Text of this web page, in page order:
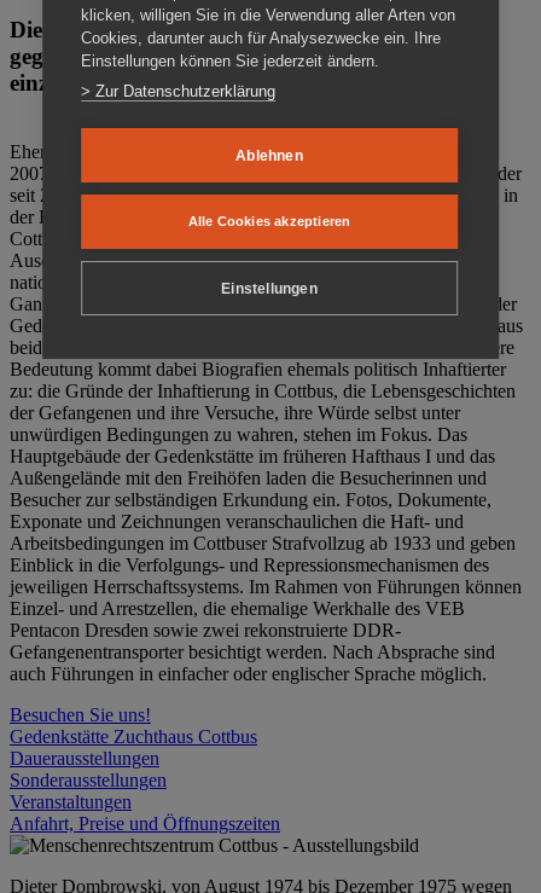
Die Gedenkstätte Zuchthaus Cottbus ist ein Ort
gegen das Vergessen. Anschaulich, nah und
einzigartig.
Ehemalige politische Häftlinge der DDR gründeten im Oktober
2007 den Verein Menschenrechtszentrum Cottbus e. V. (MRZ), der
seit 2011 Eigentümer des ehemaligen Gefängnisses (1860-2002) in
der Bautzener Straße und Träger der Gedenkstätte Zuchthaus
Cottbus ist. Im Zentrum der Arbeit der Gedenkstätte steht die
Auseinandersetzung mit politischem Unrecht während der
nationalsozialistischen Terrorherrschaft und der SED-Diktatur.
Ganzjährig zeigen mehrere Dauer- und Sonderausstellungen in der
Gedenkstätte Zuchthaus Cottbus Beispiele politischen Unrechts aus
beiden deutschen Diktaturen des 20. Jahrhunderts. Eine besondere
Bedeutung kommt dabei Biografien ehemals politisch Inhaftierter
zu: die Gründe der Inhaftierung in Cottbus, die Lebensgeschichten
der Gefangenen und ihre Versuche, ihre Würde selbst unter
unwürdigen Bedingungen zu wahren, stehen im Fokus. Das
Hauptgebäude der Gedenkstätte im früheren Hafthaus I und das
Außengelände mit den Freihöfen laden die Besucherinnen und
Besucher zur selbständigen Erkundung ein. Fotos, Dokumente,
Exponate und Zeichnungen veranschaulichen die Haft- und
Arbeitsbedingungen im Cottbuser Strafvollzug ab 1933 und geben
Einblick in die Verfolgungs- und Repressionsmechanismen des
jeweiligen Herrschaftssystems. Im Rahmen von Führungen können
Einzel- und Arrestzellen, die ehemalige Werkhalle des VEB
Pentacon Dresden sowie zwei rekonstruierte DDR-
Gefangenentransporter besichtigt werden. Nach Absprache sind
auch Führungen in einfacher oder englischer Sprache möglich.
Besuchen Sie uns!
Gedenkstätte Zuchthaus Cottbus
Dauerausstellungen
Sonderausstellungen
Veranstaltungen
Anfahrt, Preise und Öffnungszeiten
Dieter Dombrowski, von August 1974 bis Dezember 1975 wegen
klicken, willigen Sie in die Verwendung aller Arten von
Cookies, darunter auch für Analysezwecke ein. Ihre
Einstellungen können Sie jederzeit ändern.
> Zur Datenschutzerklärung
Ablehnen
Alle Cookies akzeptieren
Einstellungen